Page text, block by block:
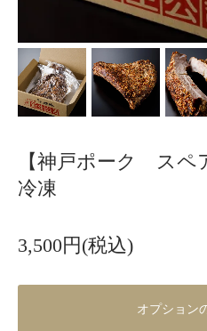
【神戸ポーク スペ
冷凍
3,500円(税込)
オプション